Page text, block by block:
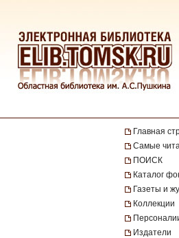
Главная
Самые
ПОИСК
Каталог
Газеты и
Коллекции
Издатели